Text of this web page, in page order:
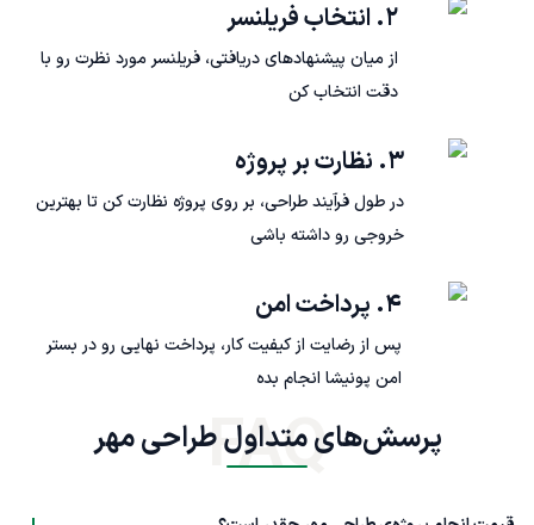
۲. انتخاب فریلنسر
از میان پیشنهادهای دریافتی، فریلنسر مورد نظرت رو با
دقت انتخاب کن
۳. نظارت بر پروژه
در طول فرآیند طراحی، بر روی پروژه نظارت کن تا بهترین
خروجی رو داشته باشی
۴. پرداخت امن
پس از رضایت از کیفیت کار، پرداخت نهایی رو در بستر
امن پونیشا انجام بده
پرسش‌های متداول طراحی مهر FAQ